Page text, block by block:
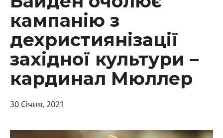
кампанію з
дехристиянізації
західної культури –
кардинал Мюллер
30 Січня, 2021